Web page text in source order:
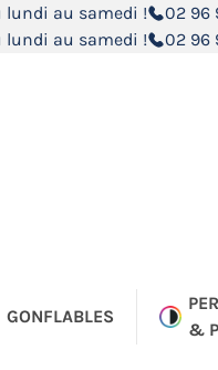
lundi au samedi ! 02 96
lundi au samedi !
02 96
GONFLABLES
&